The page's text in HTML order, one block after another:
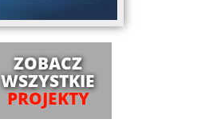
ZOBACZ
WSZYSTKIE
PROJEKTY